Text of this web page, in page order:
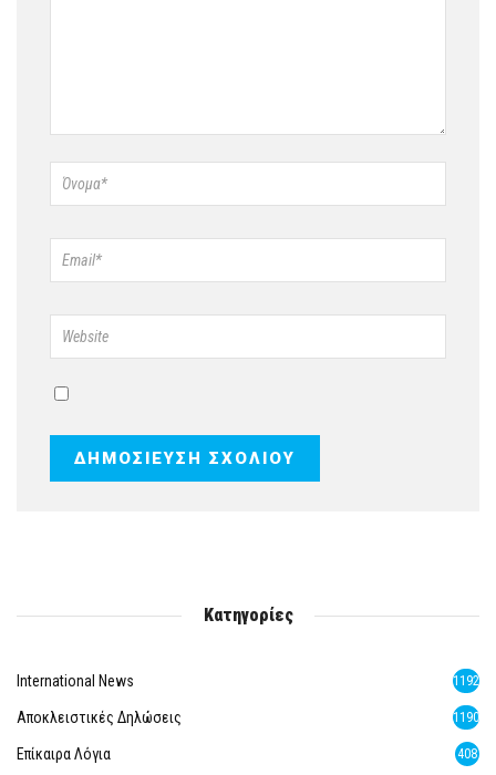
Κατηγορίες
International News 1192
Αποκλειστικές Δηλώσεις 1190
Επίκαιρα Λόγια 408